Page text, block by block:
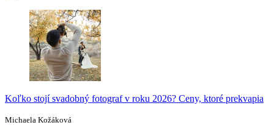
Koľko stojí svadobný fotograf v roku 2026? Ceny, ktoré prekvapia
Michaela Kožáková